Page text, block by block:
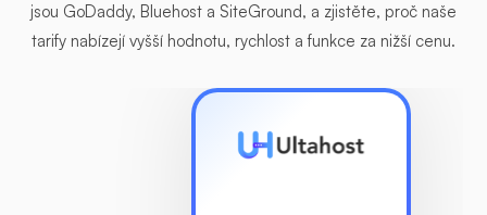
jsou GoDaddy, Bluehost a SiteGround, a zjistěte, proč naše
tarify nabízejí vyšší hodnotu, rychlost a funkce za nižší cenu.